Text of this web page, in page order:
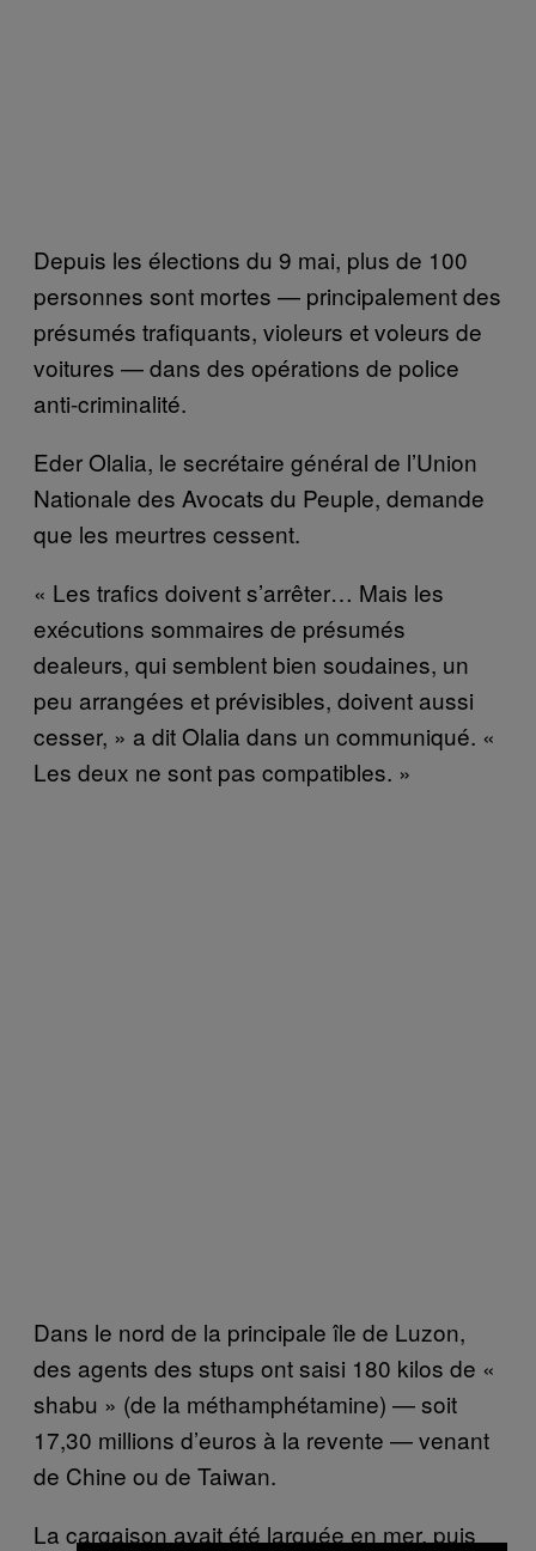
Depuis les élections du 9 mai, plus de 100
personnes sont mortes — principalement des
présumés trafiquants, violeurs et voleurs de
voitures — dans des opérations de police
anti-criminalité.
Eder Olalia, le secrétaire général de l’Union
Nationale des Avocats du Peuple, demande
que les meurtres cessent.
« Les trafics doivent s’arrêter… Mais les
exécutions sommaires de présumés
dealeurs, qui semblent bien soudaines, un
peu arrangées et prévisibles, doivent aussi
cesser, » a dit Olalia dans un communiqué. «
Les deux ne sont pas compatibles. »
Dans le nord de la principale île de Luzon,
des agents des stups ont saisi 180 kilos de «
shabu » (de la méthamphétamine) — soit
17,30 millions d’euros à la revente — venant
de Chine ou de Taiwan.
La cargaison avait été larguée en mer, puis